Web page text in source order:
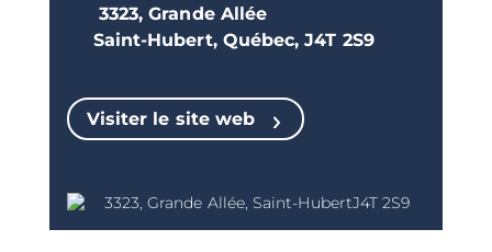
3323, Grande Allée
Saint-Hubert, Québec, J4T 2S9
Visiter le site web